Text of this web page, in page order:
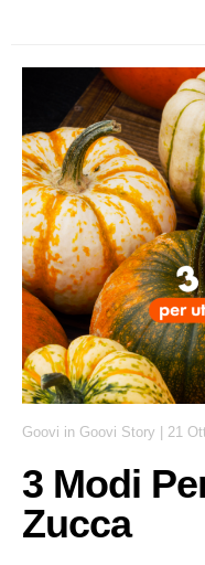
Goovi in Goovi Story 21
3 Modi
Zucca